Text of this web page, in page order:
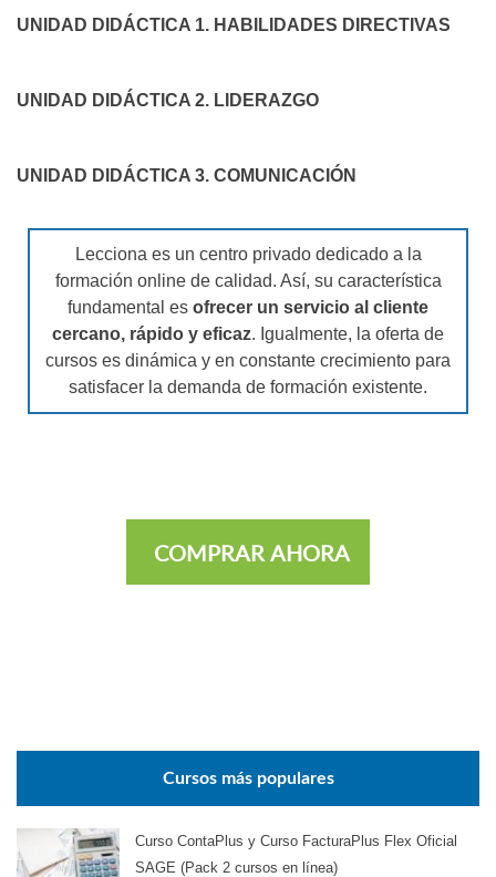
UNIDAD DIDÁCTICA 1. HABILIDADES DIRECTIVAS
UNIDAD DIDÁCTICA 2. LIDERAZGO
UNIDAD DIDÁCTICA 3. COMUNICACIÓN
Lecciona es un centro privado dedicado a la
formación online de calidad. Así, su característica
fundamental es ofrecer un servicio al cliente
cercano, rápido y eficaz. Igualmente, la oferta de
cursos es dinámica y en constante crecimiento para
satisfacer la demanda de formación existente.
COMPRAR AHORA
Cursos más populares
Curso ContaPlus y Curso FacturaPlus Flex Oficial
SAGE (Pack 2 cursos en línea)